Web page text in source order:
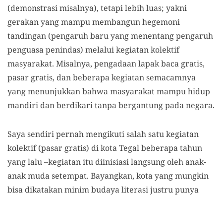
(demonstrasi misalnya), tetapi lebih luas; yakni
gerakan yang mampu membangun hegemoni
tandingan (pengaruh baru yang menentang pengaruh
penguasa penindas) melalui kegiatan kolektif
masyarakat. Misalnya, pengadaan lapak baca gratis,
pasar gratis, dan beberapa kegiatan semacamnya
yang menunjukkan bahwa masyarakat mampu hidup
mandiri dan berdikari tanpa bergantung pada negara.
Saya sendiri pernah mengikuti salah satu kegiatan
kolektif (pasar gratis) di kota Tegal beberapa tahun
yang lalu –kegiatan itu diinisiasi langsung oleh anak-
anak muda setempat. Bayangkan, kota yang mungkin
bisa dikatakan minim budaya literasi justru punya